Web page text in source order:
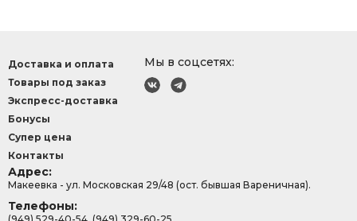
Мы в соцсетях:
Доставка и оплата
Товары под заказ
Экспресс-доставка
Бонусы
Супер цена
Контакты
Адрес:
Макеевка - ул. Московская 29/48 (ост. бывшая Вареничная).
Телефоны: